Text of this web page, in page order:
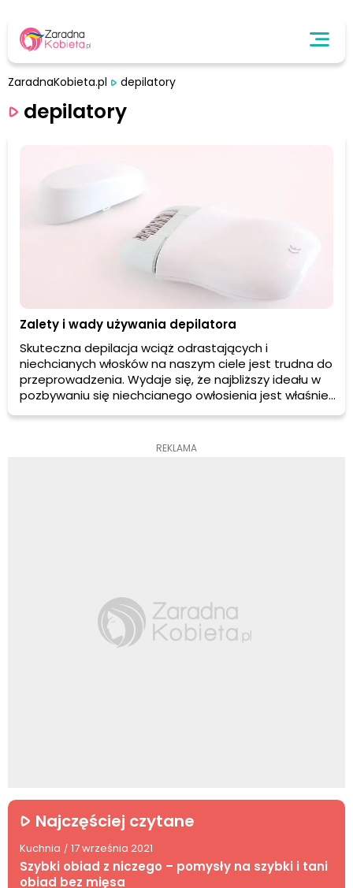
ZaradnaKobieta.pl depilatory
depilatory
Zalety i wady używania depilatora
Skuteczna depilacja wciąż odrastających i
niechcianych włosków na naszym ciele jest trudna do
przeprowadzenia. Wydaje się, że najbliższy ideału w
pozbywaniu się niechcianego owłosienia jest właśnie
depilator. Ma on jednak zarówno sporo zalet, jak i wad.
być najpierw przemyślany, w czym mamy nadzieję
REKLAMA
Najczęściej czytane
Kuchnia / 17 września 2021
Szybki obiad z niczego – pomysły na szybki i tani
obiad bez mięsa